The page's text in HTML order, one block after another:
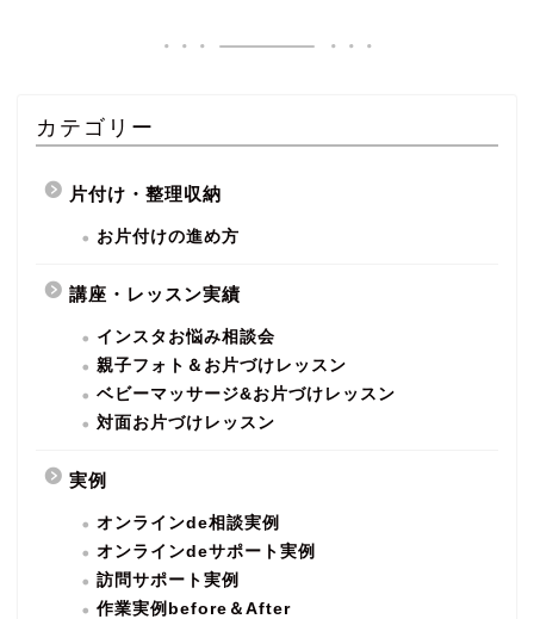
カテゴリー
片付け・整理収納
お片付けの進め方
講座・レッスン実績
インスタお悩み相談会
親子フォト＆お片づけレッスン
ベビーマッサージ&お片づけレッスン
対面お片づけレッスン
実例
オンラインde相談実例
オンラインdeサポート実例
訪問サポート実例
作業実例before＆After